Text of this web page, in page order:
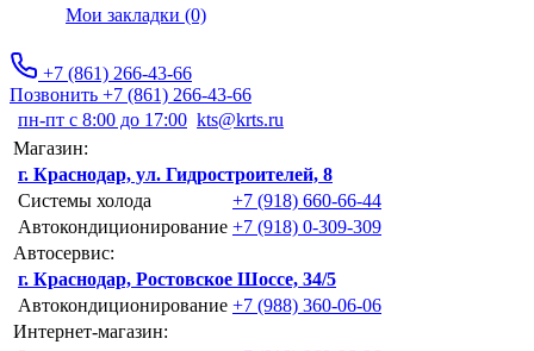
Мои закладки (0)
+7 (861) 266-43-66
Позвонить +7 (861) 266-43-66
пн-пт с 8:00 до 17:00 kts@krts.ru
Магазин:
г. Краснодар, ул. Гидростроителей, 8
Системы холода
+7 (918) 660-66-44
Автокондиционирование +7 (918) 0-309-309
Автосервис:
г. Краснодар, Ростовское Шоссе, 34/5
Автокондиционирование +7 (988) 360-06-06
Интернет-магазин: